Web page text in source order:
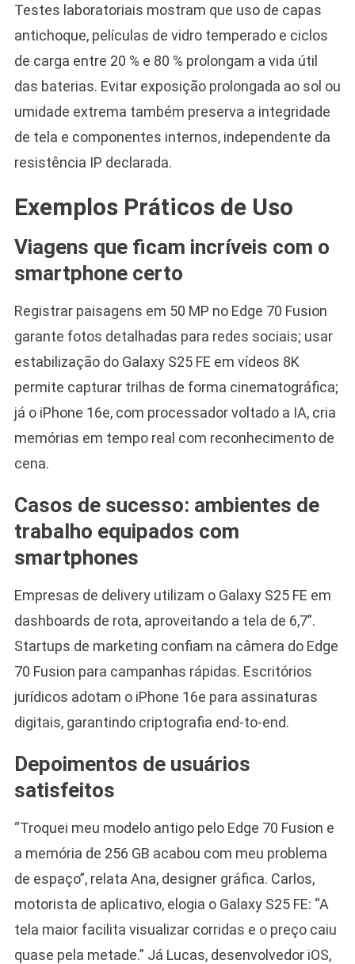
Testes laboratoriais mostram que uso de capas
antichoque, películas de vidro temperado e ciclos
de carga entre 20 % e 80 % prolongam a vida útil
das baterias. Evitar exposição prolongada ao sol ou
umidade extrema também preserva a integridade
de tela e componentes internos, independente da
resistência IP declarada.
Exemplos Práticos de Uso
Viagens que ficam incríveis com o
smartphone certo
Registrar paisagens em 50 MP no Edge 70 Fusion
garante fotos detalhadas para redes sociais; usar
estabilização do Galaxy S25 FE em vídeos 8K
permite capturar trilhas de forma cinematográfica;
já o iPhone 16e, com processador voltado a IA, cria
memórias em tempo real com reconhecimento de
cena.
Casos de sucesso: ambientes de
trabalho equipados com
smartphones
Empresas de delivery utilizam o Galaxy S25 FE em
dashboards de rota, aproveitando a tela de 6,7”.
Startups de marketing confiam na câmera do Edge
70 Fusion para campanhas rápidas. Escritórios
jurídicos adotam o iPhone 16e para assinaturas
digitais, garantindo criptografia end-to-end.
Depoimentos de usuários
satisfeitos
“Troquei meu modelo antigo pelo Edge 70 Fusion e
a memória de 256 GB acabou com meu problema
de espaço”, relata Ana, designer gráfica. Carlos,
motorista de aplicativo, elogia o Galaxy S25 FE: “A
tela maior facilita visualizar corridas e o preço caiu
quase pela metade.” Já Lucas, desenvolvedor iOS,